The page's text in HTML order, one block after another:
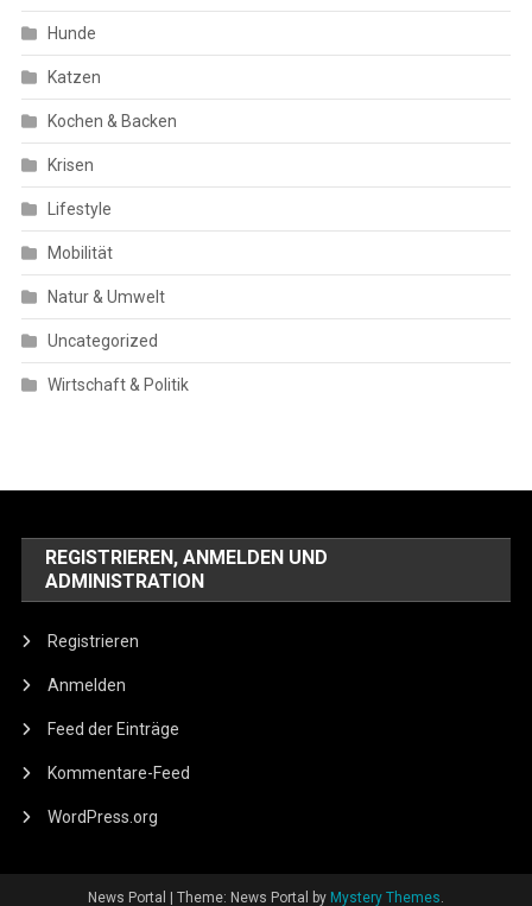
Hunde
Katzen
Kochen & Backen
Krisen
Lifestyle
Mobilität
Natur & Umwelt
Uncategorized
Wirtschaft & Politik
REGISTRIEREN, ANMELDEN UND
ADMINISTRATION
Registrieren
Anmelden
Feed der Einträge
Kommentare-Feed
WordPress.org
News Portal Theme: News Portal by Mystery Themes.